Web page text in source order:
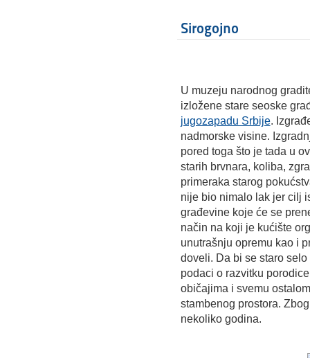
Sirogojno
U muzeju narodnog
izložene stare seoske
jugozapadu Srbije.
nadmorske visine.
pored toga što je tada u
starih brvnara, koliba,
primeraka starog
nije bio nimalo lak jer cilj
građevine koje će se
način na koji je kućište
unutrašnju opremu kao i
doveli. Da bi se staro
podaci o razvitku
običajima i svemu
stambenog prostora.
nekoliko godina.